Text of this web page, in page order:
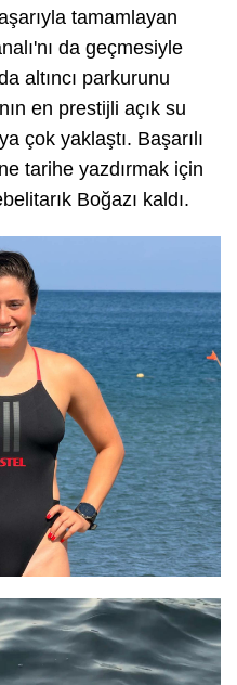
tamamlayan
da geçmesiyle
altıncı parkurunu
en prestijli açık su
çok yaklaştı. Başarılı
tarihe yazdırmak için
Boğazı kaldı.